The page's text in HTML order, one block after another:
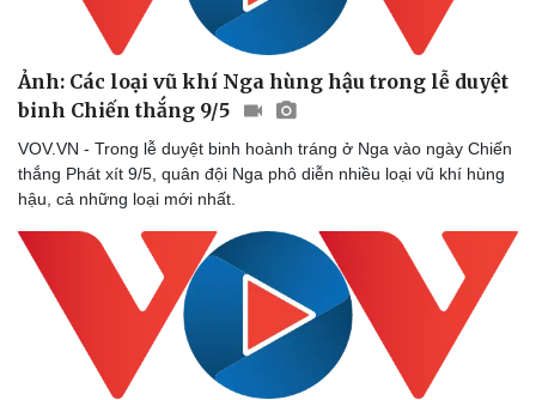
Giải trí
Ảnh: Các loại vũ khí Nga hùng hậu trong lễ duyệt
binh Chiến thắng 9/5
VOV.VN - Trong lễ duyệt binh hoành tráng ở Nga vào ngày Chiến
thắng Phát xít 9/5, quân đội Nga phô diễn nhiều loại vũ khí hùng
hậu, cả những loại mới nhất.